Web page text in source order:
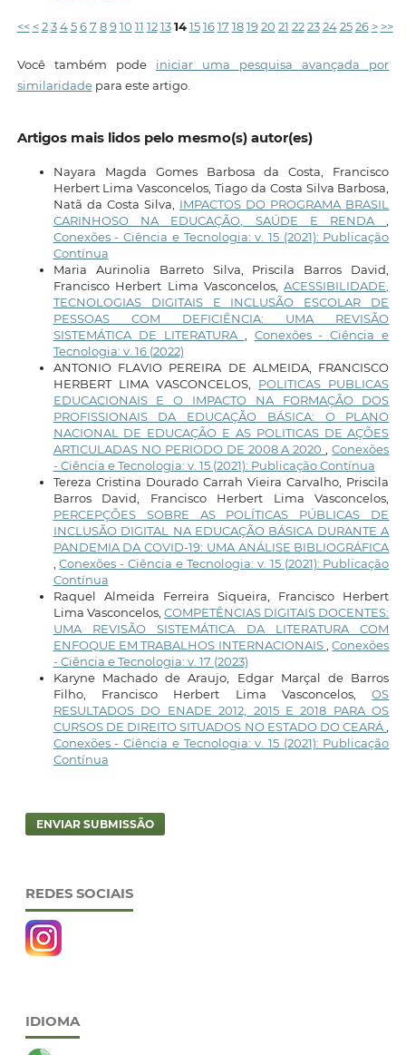
<< < 2 3 4 5 6 7 8 9 10 11 12 13 14 15 16 17 18 19 20 21 22 23 24 25 26 > >>
Você também pode iniciar uma pesquisa avançada por
similaridadepara este artigo.
Artigos mais lidos pelo mesmo(s) autor(es)
Nayara Magda Gomes Barbosa da Costa, Francisco
Herbert Lima Vasconcelos, Tiago da Costa Silva Barbosa,
Natã da Costa Silva, IMPACTOS DO PROGRAMA BRASIL
CARINHOSO NA EDUCAÇÃO, SAÚDE E RENDA
Conexões - Ciência e Tecnologia: v. 15 (2021): Publicação
Contínua
Maria Aurinolia Barreto Silva, Priscila Barros David,
Francisco Herbert Lima Vasconcelos,ACESSIBILIDADE,
TECNOLOGIAS DIGITAIS E INCLUSÃO ESCOLAR DE
PESSOAS COM DEFICIÊNCIA: UMA REVISÃO
SISTEMÁTICA DE LITERATURA
Conexões - Ciência e
Tecnologia: v. 16 (2022)
ANTONIO FLAVIO PEREIRA DE ALMEIDA, FRANCISCO
HERBERT LIMA VASCONCELOS, POLITICAS PUBLICAS
EDUCACIONAIS E O IMPACTO NA FORMAÇÃO DOS
PROFISSIONAIS DA EDUCAÇÃO BÁSICA: O PLANO
NACIONAL DE EDUCAÇÃO E AS POLITICAS DE AÇÕES
ARTICULADAS NO PERIODO DE 2008 A 2020
,Conexões
- Ciência e Tecnologia: v. 15 (2021): Publicação Contínua
Tereza Cristina Dourado Carrah Vieira Carvalho, Priscila
Barros David, Francisco Herbert Lima Vasconcelos,
PERCEPÇÕES SOBRE AS POLÍTICAS PÚBLICAS DE
INCLUSÃO DIGITAL NA EDUCAÇÃO BÁSICA DURANTE A
PANDEMIA DA COVID-19: UMA ANÁLISE BIBLIOGRÁFICA
,Conexões - Ciência e Tecnologia: v. 15 (2021): Publicação
Contínua
Raquel Almeida Ferreira Siqueira, Francisco Herbert
Lima Vasconcelos, COMPETÊNCIAS DIGITAIS DOCENTES:
UMA REVISÃO SISTEMÁTICA DA LITERATURA COM
ENFOQUE EM TRABALHOS INTERNACIONAIS ,Conexões
- Ciência e Tecnologia: v. 17 (2023)
Karyne Machado de Araujo, Edgar Marçal de Barros
Filho, Francisco Herbert Lima Vasconcelos,OS
RESULTADOS DO ENADE 2012, 2015 E 2018 PARA OS
CURSOS DE DIREITO SITUADOS NO ESTADO DO CEARÁ
Conexões - Ciência e Tecnologia: v. 15 (2021): Publicação
Contínua
ENVIAR SUBMISSÃO
REDES SOCIAIS
IDIOMA